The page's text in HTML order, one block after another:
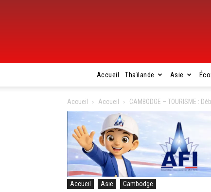
Accueil Thaïlande Asie
Accueil Accueil CAMBODGE – TOURISME :
Accueil Asie Cambodge